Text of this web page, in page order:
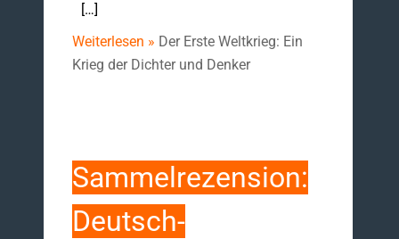
[…]
Weiterlesen » Der Erste Weltkrieg: Ein
Krieg der Dichter und Denker
Sammelrezension:
Deutsch-